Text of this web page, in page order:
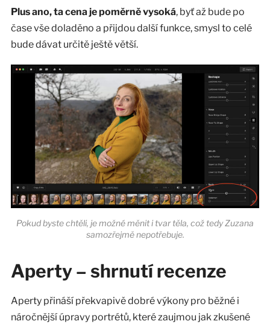
Plus ano, ta cena je poměrně vysoká, byť až bude po
čase vše doladěno a přijdou další funkce, smysl to celé
bude dávat určitě ještě větší.
Pokud byste chtěli, je možné měnit i tvar těla, což tedy Zuzana
samozřejmě nepotřebuje.
Aperty – shrnutí recenze
Aperty přináší překvapivě dobré výkony pro běžné i
náročnější úpravy portrétů, které zaujmou jak zkušené